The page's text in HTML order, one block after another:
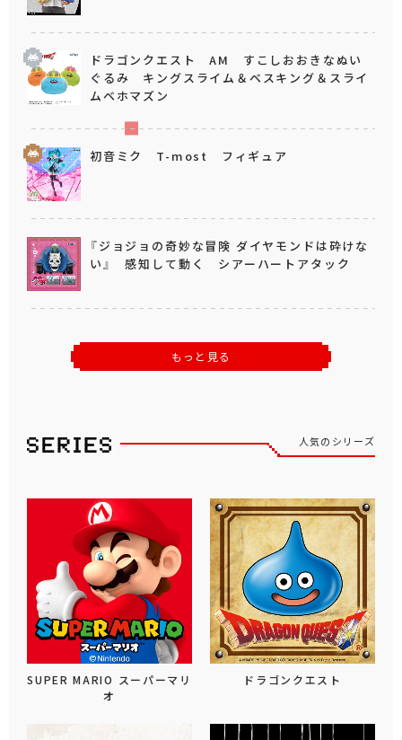
ドラゴンクエスト AM すこしおおきなぬい
ぐるみ キングスライム＆ベスキング＆スライ
ムベホマズン
初音ミク T-most フィギュア
『ジョジョの奇妙な冒険 ダイヤモンドは砕けな
い』 感知して動く シアーハートアタック
もっと見る
人気のシリーズ
SUPER MARIO スーパーマリ
オ
ドラゴンクエスト